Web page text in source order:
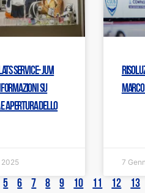
Service- JuVi
su
apertura dello
2025 7
5 6 7 8 9 10 11 12 13